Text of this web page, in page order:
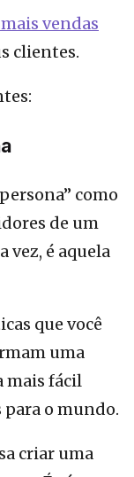
vendas
clientes.
como
de um
vez, é aquela
que você
uma
mais fácil
o mundo.
criar uma